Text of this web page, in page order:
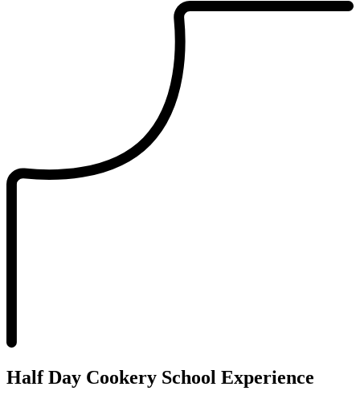
Half Day Cookery School Experience​​​​‌ ‍ ​‍​‍‌‍ ‌ ​‍‌‍‍‌‌‍‌ ‌‍‍‌‌‍ ‍​‍​‍​ ‍‍​‍​‍‌ ​ ‌‍​‌‌‍ ‍‌‍‍‌‌ ‌​‌ ‍‌​‍ ‍‌‍‍‌‌‍ ​‍​‍​‍ ​​‍​‍‌‍‍​‌ ​‍‌‍‌‌‌‍‌‍​‍​‍​ ‍‍​‍​‍‌‍‍​‌ ‌​‌ ‌​‌ ​​‌ ​ ​ ‍‍​‍ ​‍ ‌‍ ​​‍ ‌‌‍​‌‌‍ ‍‌‍‌​​‍ ‌‌ ​‍​‍ ‌‌‍‍​‌‍ ‌ ‌​‌‍‌‌‌‍ ​‌ ​ ​‍ ‌‌ ​ ‌ ‌​‌ ‌‌‌‍‌​‌‍‍‌‌‍ ​‍ ‍‌ ‌‍‌‍‌‌‌ ​‍‌‍​ ‌‍‌‌‌‍ ​​‍ ‍‌‍​‌‌ ​​‌ ​​​‍ ‌‍‍‌‌‍ ‍‌ ‌​‌‍‌‌‌‍ ‍‌ ‌​​‍ ‌‍‌‌‌‍‌​‌‍‍‌‌ ‌​​‍ ‌‍ ‌‌‍ ‌‍‌​‌‍‌‌​ ‌‌ ​​‌ ​‍‌‍‌‌‌ ​ ‌‍‌‌‌‍ ‍‌ ‌​‌‍​‌‌ ‌​‌‍‍‌‌‍ ‌‍ ‍​ ‍ ‌‍‍‌‌‍‌​​ ‌‌‍‍​‌‍ ‌ ‌​‌‍‌‌‌‍ ​‌​​ ‌‍ ​‌‍​‌‌ ​ ‌ ​ ‌​‍‌‌‍ ‍‌‍‌​‌‍‌‌‌ ‍​​‍ ‌​ ‍‌​ ​ ​ ‌‌​ ‌‌​ ​‍‌‍​‌​ ‌‍‌‍​ ​‍ ‌​ ​​​ ​‌‌‍‌​​ ‍‌​‍ ‌​ ‌​​ ‌‍​ ‌‌‌‍‌​​‍ ‌‌‍​‍​ ‌ ​ ​ ​ ‌‍​‍ ‌​ ‌‍​ ‍​​ ‌​‌‍​‍‌‍​ ​ ‌‌​ ​‍‌‍​‍​ ‌‍​ ​​​ ‌‌​ ‌‌​ ‍ ‌ ‌​‌ ‍‌‌ ​​‌‍‌‌​ ‌‌‍‍​‌‍ ‌ ‌​‌‍‌‌‌‍ ​‌​​ ‌‍ ​‌‍​‌‌ ​ ‌ ​ ‌​‍‌‌‍ ‍‌‍‌​‌‍‌‌‌ ‍​​ ‍ ‌ ​​‌‍​‌‌ ‌​‌‍‍​​ ‌‌ ​​‌‍​‌‌‍‌ ‌‍‌‌‌​​‍‌ ‌‌‌‍‍‌‌‍ ​‌‍‌​‌‍‌‌‌ ​‍​‍‌‌​ ‌‌‌​​‍‌‌ ‌‍‍ ‌‍‌‌‌ ‍‌​‍‌‌​ ​ ‌​‌​​‍‌‌​ ​ ‌​‌​​‍‌‌​ ​‍​ ​‍‌‍​‌​ ​‌​ ‌​​ ‍​‌‍​‍‌‍‌‌‌‍​‌​ ‌​‌‍​‌​ ‌‍​ ‌ ‌‍​ ​‍‌‌​ ​‍​ ​‍​‍‌‌​ ‌‌‌​‌​​‍ ‍‌‍‌‌‌‍ ‍‌ ‌​‌ ​‍‌‍‍‌‌‍‌‌‌ ​ ​‍‌‌​ ‌‌‌​​‍‌‌ ‌‍‍ ‌‍‌‌‌ ‍‌​‍‌‌​ ​ ‌​‌​​‍‌‌​ ​ ‌​‌​​‍‌‌​ ​‍​ ​‍‌‍‌​‌‍​ ​ ​‌‌‍​‍‌‍‌‌​ ‍‌​ ‌‍​ ​​​ ‍​​ ‌‍​ ‌‌‌‍‌‍​‍‌‌​ ​‍​ ​‍​‍‌‌​ ‌‌‌​‌​​‍ ‍‌‍‍​‌‍‌‌‌‍​‌‌‍‌​‌‍‍‌‌‍ ‍‌‍‌ ​ ‌‍​‍‌‍​‌‌ ​ ‌‍‌‌‌‌‌‌‌ ​‍‌‍ ​​ ‌‌‍‍​‌ ‌​‌ ‌​‌ ​​‌ ​ ​‍‌‌​ ​ ‌​​‌​‍‌‌​ ​‍‌​‌‍​‍‌‌​ ​‍‌​‌‍‌‍ ​​‍ ‌‌‍​‌‌‍ ‍‌‍‌​​‍ ‌‌ ​‍​‍ ‌‌‍‍​‌‍ ‌ ‌​‌‍‌‌‌‍ ​‌ ​ ​‍ ‌‌ ​ ‌ ‌​‌ ‌‌‌‍‌​‌‍‍‌‌‍ ​‍ ‍‌ ‌‍‌‍‌‌‌ ​‍‌‍​ ‌‍‌‌‌‍ ​​‍ ‍‌‍​‌‌ ​​‌ ​​​‍‌‍‌‍‍‌‌‍‌​​ ‌‌‍‍​‌‍ ‌ ‌​‌‍‌‌‌‍ ​‌​​ ‌‍ ​‌‍​‌‌ ​ ‌ ​ ‌​‍‌‌‍ ‍‌‍‌​‌‍‌‌‌ ‍​​‍ ‌​ ‍‌​ ​ ​ ‌‌​ ‌‌​ ​‍‌‍​‌​ ‌‍‌‍​ ​‍ ‌​ ​​​ ​‌‌‍‌​​ ‍‌​‍ ‌​ ‌​​ ‌‍​ ‌‌‌‍‌​​‍ ‌‌‍​‍​ ‌ ​ ​ ​ ‌‍​‍ ‌​ ‌‍​ ‍​​ ‌​‌‍​‍‌‍​ ​ ‌‌​ ​‍‌‍​‍​ ‌‍​ ​​​ ‌‌​ ‌‌​‍‌‍‌ ‌​‌ ‍‌‌ ​​‌‍‌‌​ ‌‌‍‍​‌‍ ‌ ‌​‌‍‌‌‌‍ ​‌​​ ‌‍ ​‌‍​‌‌ ​ ‌ ​ ‌​‍‌‌‍ ‍‌‍‌​‌‍‌‌‌ ‍​​‍‌‍‌ ​​‌‍​‌‌ ‌​‌‍‍​​ ‌‌ ​​‌‍​‌‌‍‌ ‌‍‌‌‌​​‍‌ ‌‌‌‍‍‌‌‍ ​‌‍‌​‌‍‌‌‌ ​‍​‍‌‌​ ‌‌‌​​‍‌‌ ‌‍‍ ‌‍‌‌‌ ‍‌​‍‌‌​ ​ ‌​‌​​‍‌‌​ ​ ‌​‌​​‍‌‌​ ​‍​ ​‍‌‍​‌​ ​‌​ ‌​​ ‍​‌‍​‍‌‍‌‌‌‍​‌​ ‌​‌‍​‌​ ‌‍​ ‌ ‌‍​ ​‍‌‌​ ​‍​ ​‍​‍‌‌​ ‌‌‌​‌​​‍ ‍‌‍‌‌‌‍ ‍‌ ‌​‌ ​‍‌‍‍‌‌‍‌‌‌ ​ ​‍‌‌​ ‌‌‌​​‍‌‌ ‌‍‍ ‌‍‌‌‌ ‍‌​‍‌‌​ ​ ‌​‌​​‍‌‌​ ​ ‌​‌​​‍‌‌​ ​‍​ ​‍‌‍‌​‌‍​ ​ ​‌‌‍​‍‌‍‌‌​ ‍‌​ ‌‍​ ​​​ ‍​​ ‌‍​ ‌‌‌‍‌‍​‍‌‌​ ​‍​ ​‍​‍‌‌​ ‌‌‌​‌​​‍ ‍‌‍‍​‌‍‌‌‌‍​‌‌‍‌​‌‍‍‌‌‍ ‍‌‍‌ ​‍‌‍‌ ​​‌‍‌‌‌ ​‍‌ ​ ‌ ​​‌‍‌‌‌‍​ ‌ ‌​‌‍‍‌‌ ‌‍‌‍‌‌​ ‌‌ ​​‌ ‌‌‌‍​‍‌‍ ​‌‍‍‌‌ ​ ‌‍‍​‌‍‌‌‌‍‌​​‍​‍‌ ‌